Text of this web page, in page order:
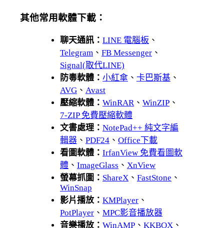
其他常用軟體下載：
聊天通訊： LINE 電腦板 、
Telegram 、 FB Messenger 、
Signal(取代LINE)
防毒軟體： 小紅傘 、 卡巴斯基 、
AVG 、 Avast
壓縮軟體： WinRAR、 WinZIP 、
7-ZIP 免費壓縮軟體
文書處理： NotePad++ 純文字編
輯器 、 PDF24 、 Office下載
看圖軟體： IrfanView 免費看圖軟
體 、 ImageGlass 、 XnView
螢幕抓圖： ShareX 、 FastStone 、
WinSnap
影片播放： KMPlayer 、
PotPlayer 、 MPC影音播放器
音樂播放： WinAMP 、 KKBOX 、